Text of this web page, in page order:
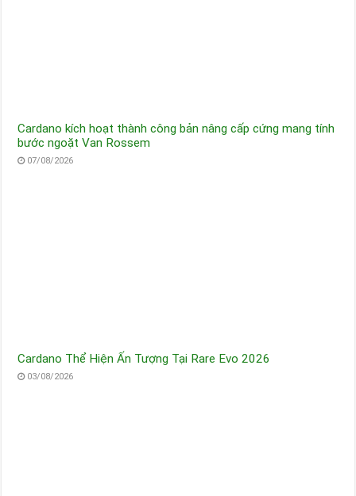
Cardano kích hoạt thành công bản nâng cấp cứng mang tính
bước ngoặt Van Rossem
07/08/2026
Cardano Thể Hiện Ấn Tượng Tại Rare Evo 2026
03/08/2026